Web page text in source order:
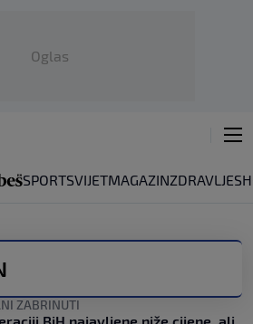
Oglas
SPORTSVIJETMAGAZINZDRAVLJE
ZABRINUTI